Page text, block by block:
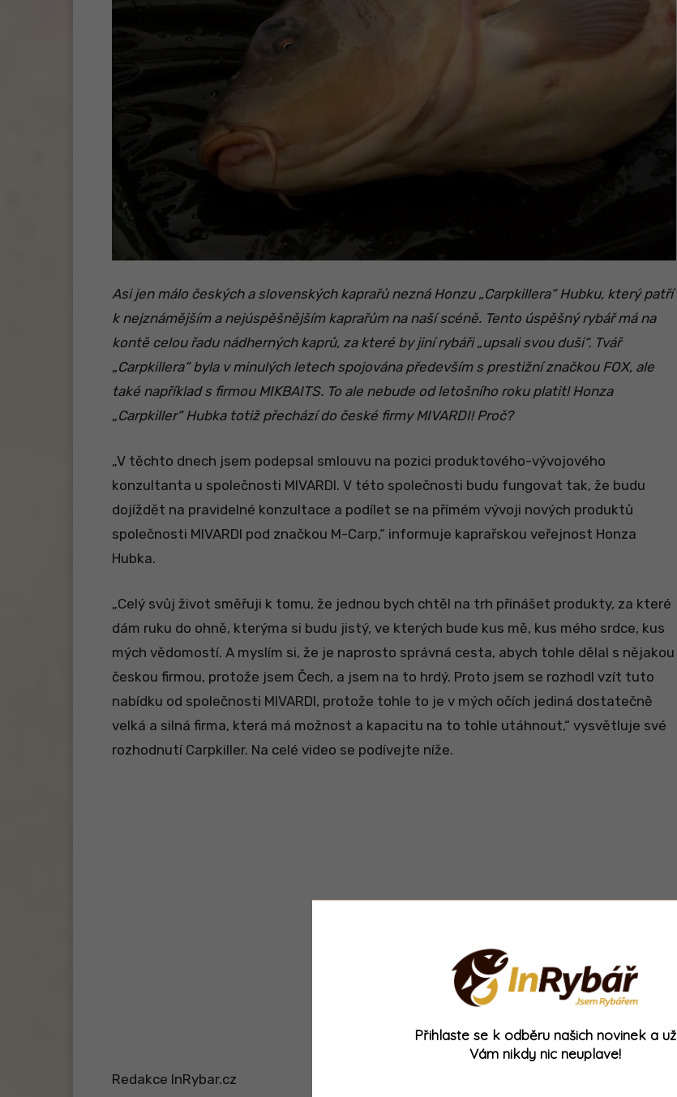
Asi jen málo českých a slovenských kaprařů nezná Honzu „Carpkillera“ Hubku, který patří
k nejznámějším a nejúspěšnějším kaprařům na naší scéně. Tento úspěšný rybář má na
kontě celou řadu nádherných kaprů, za které by jiní rybáři „upsali svou duši“. Tvář
„Carpkillera“ byla v minulých letech spojována především s prestižní značkou FOX, ale
také například s firmou MIKBAITS. To ale nebude od letošního roku platit! Honza
„Carpkiller“ Hubka totiž přechází do české firmy MIVARDI! Proč?
„V těchto dnech jsem podepsal smlouvu na pozici produktového-vývojového
konzultanta u společnosti MIVARDI. V této společnosti budu fungovat tak, že budu
dojíždět na pravidelné konzultace a podílet se na přímém vývoji nových produktů
společnosti MIVARDI pod značkou M-Carp,“ informuje kaprařskou veřejnost Honza
Hubka.
„Celý svůj život směřuji k tomu, že jednou bych chtěl na trh přinášet produkty, za které
dám ruku do ohně, kterýma si budu jistý, ve kterých bude kus mě, kus mého srdce, kus
mých vědomostí. A myslím si, že je naprosto správná cesta, abych tohle dělal s nějakou
českou firmou, protože jsem Čech, a jsem na to hrdý. Proto jsem se rozhodl vzít tuto
nabídku od společnosti MIVARDI, protože tohle to je v mých očích jediná dostatečně
velká a silná firma, která má možnost a kapacitu na to tohle utáhnout,“ vysvětluje své
rozhodnutí Carpkiller. Na celé video se podívejte níže.
Redakce InRybar.cz
Přihlaste se k odběru našich novinek a už
Vám nikdy nic neuplave!